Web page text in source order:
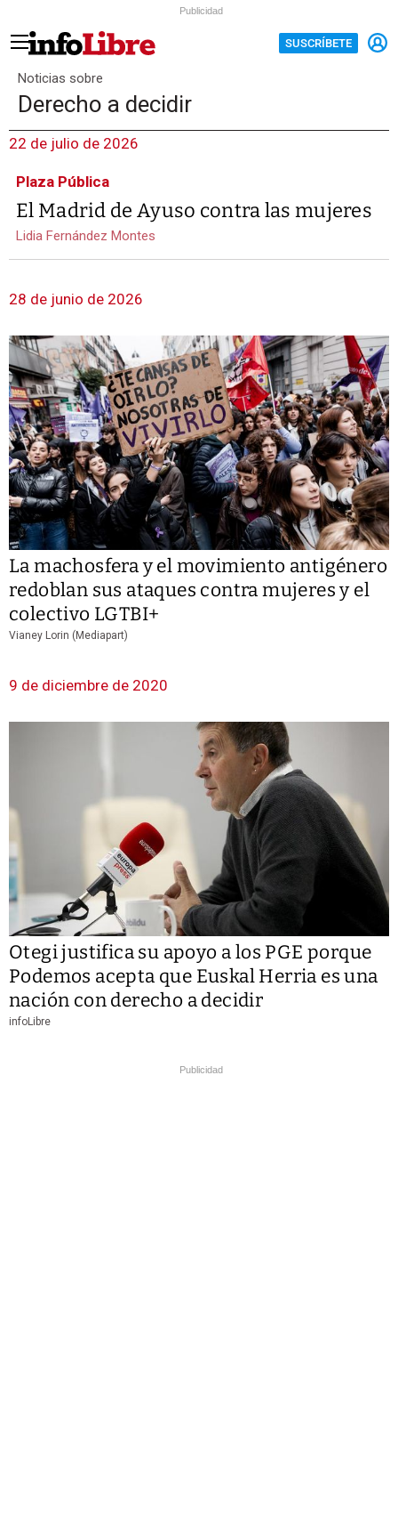
Publicidad
SUSCRÍBETE
Noticias sobre
Derecho a decidir
22 de julio de 2026
Plaza Pública
El Madrid de Ayuso contra las mujeres
Lidia Fernández Montes
28 de junio de 2026
La machosfera y el movimiento antigénero
redoblan sus ataques contra mujeres y el
colectivo LGTBI+
Vianey Lorin (Mediapart)
9 de diciembre de 2020
Otegi justifica su apoyo a los PGE porque
Podemos acepta que Euskal Herria es una
nación con derecho a decidir
infoLibre
Publicidad